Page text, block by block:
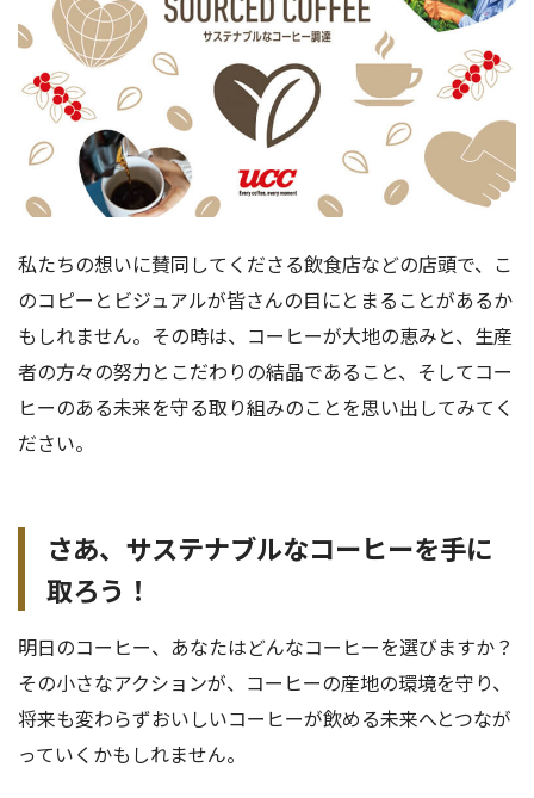
私たちの想いに賛同してくださる飲食店などの店頭で、こ
のコピーとビジュアルが皆さんの目にとまることがあるか
もしれません。その時は、コーヒーが大地の恵みと、生産
者の方々の努力とこだわりの結晶であること、そしてコー
ヒーのある未来を守る取り組みのことを思い出してみてく
ださい。
さあ、サステナブルなコーヒーを手に
取ろう！
明日のコーヒー、あなたはどんなコーヒーを選びますか？
その小さなアクションが、コーヒーの産地の環境を守り、
将来も変わらずおいしいコーヒーが飲める未来へとつなが
っていくかもしれません。